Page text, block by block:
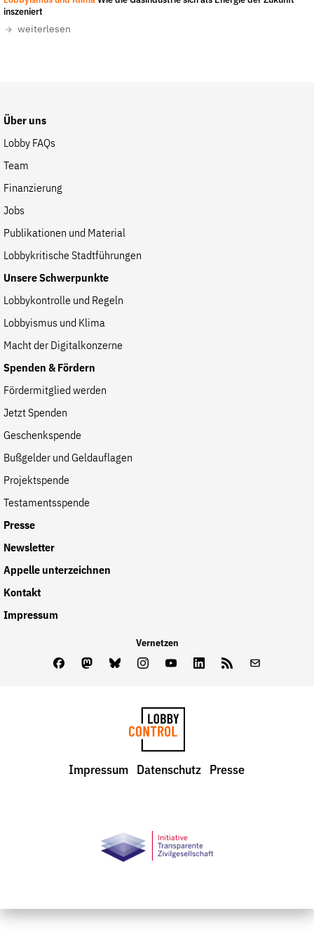
Fördermitglied werden
Jetzt Spenden
Testamentsspende
Presse
Newsletter
Appelle unterzeichnen
Kontakt
Impressum
Suche
der
Website
FacebookMastodonBluesky
inszeniert
weiterlesen
Über uns
Lobby FAQs
Team
Finanzierung
Jobs
Publikationen und Material
Lobbykritische Stadtführungen
Unsere Schwerpunkte
Lobbykontrolle und Regeln
Lobbyismus und Klima
Macht der Digitalkonzerne
Spenden & Fördern
Fördermitglied werden
Jetzt Spenden
Geschenkspende
Bußgelder und Geldauflagen
Projektspende
Testamentsspende
Presse
Newsletter
Appelle unterzeichnen
Kontakt
Impressum
Vernetzen
FacebookMastodon
BlueskyInstagram
YoutubeLinkedInFeed
LobbyControl
Impressum Datenschutz Presse